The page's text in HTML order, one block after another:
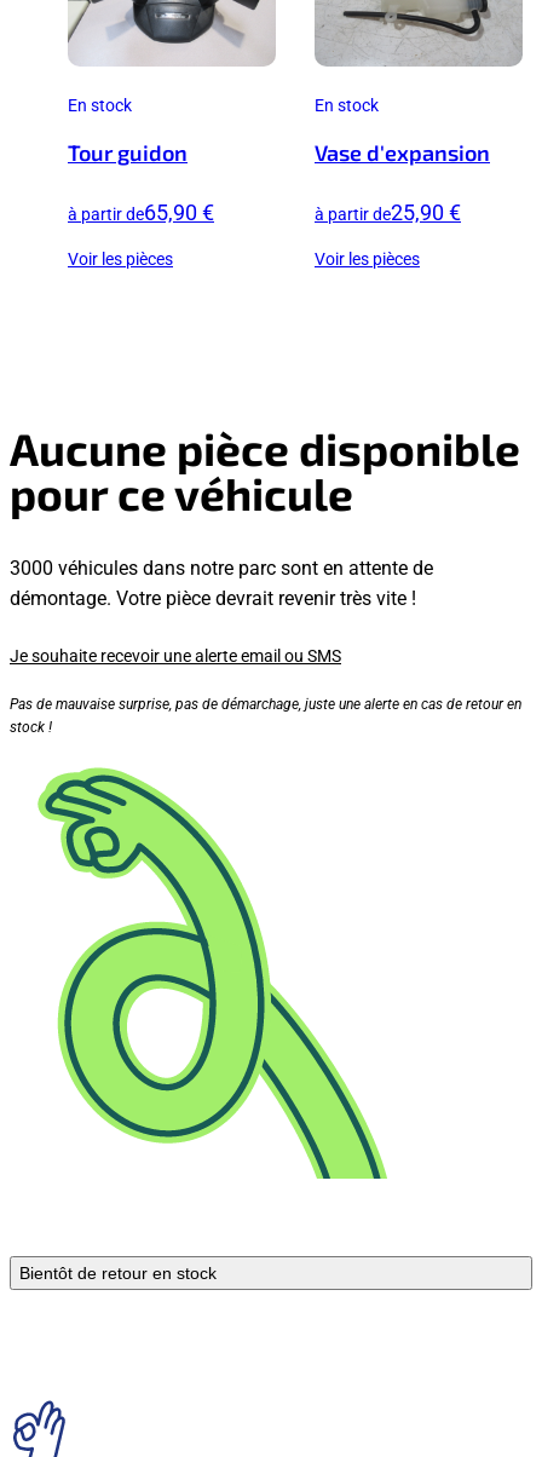
En stock
Tour guidon
à partir de65,90 €
Voir les pièces
En stock
Vase d'expansion
à partir de25,90 €
Voir les pièces
Aucune pièce disponible
pour ce véhicule
3000 véhicules dans notre parc sont en attente de
démontage. Votre pièce devrait revenir très vite !
Je souhaite recevoir une alerte email ou SMS
Pas de mauvaise surprise, pas de démarchage, juste une alerte en cas de retour en
stock !
Bientôt de retour en stock